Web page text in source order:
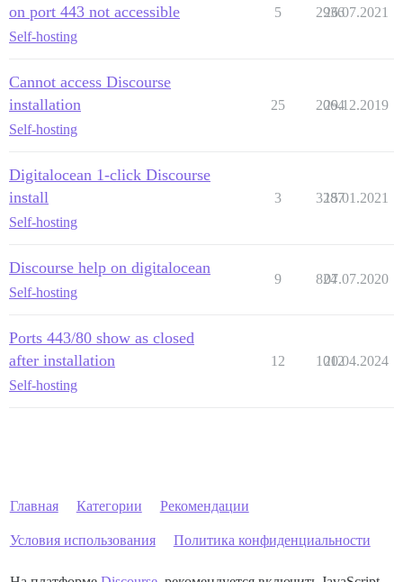
on port 443 not accessible
Self-hosting
5 2936
26.07.2021
Cannot access Discourse
installation
Self-hosting
25 2064
29.12.2019
Digitalocean 1-click Discourse
install
Self-hosting
3 3287
15.01.2021
Discourse help on digitalocean
Self-hosting
9 824
07.07.2020
Ports 443/80 show as closed
after installation
Self-hosting
12 1012
20.04.2024
Главная Категории Рекомендации
Условия использования Политика конфиденциальности